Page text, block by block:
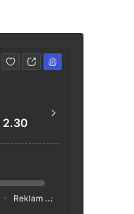
2.30
Reklam